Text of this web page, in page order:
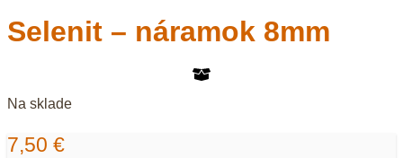
Selenit – náramok 8mm
Na sklade
7,50 €